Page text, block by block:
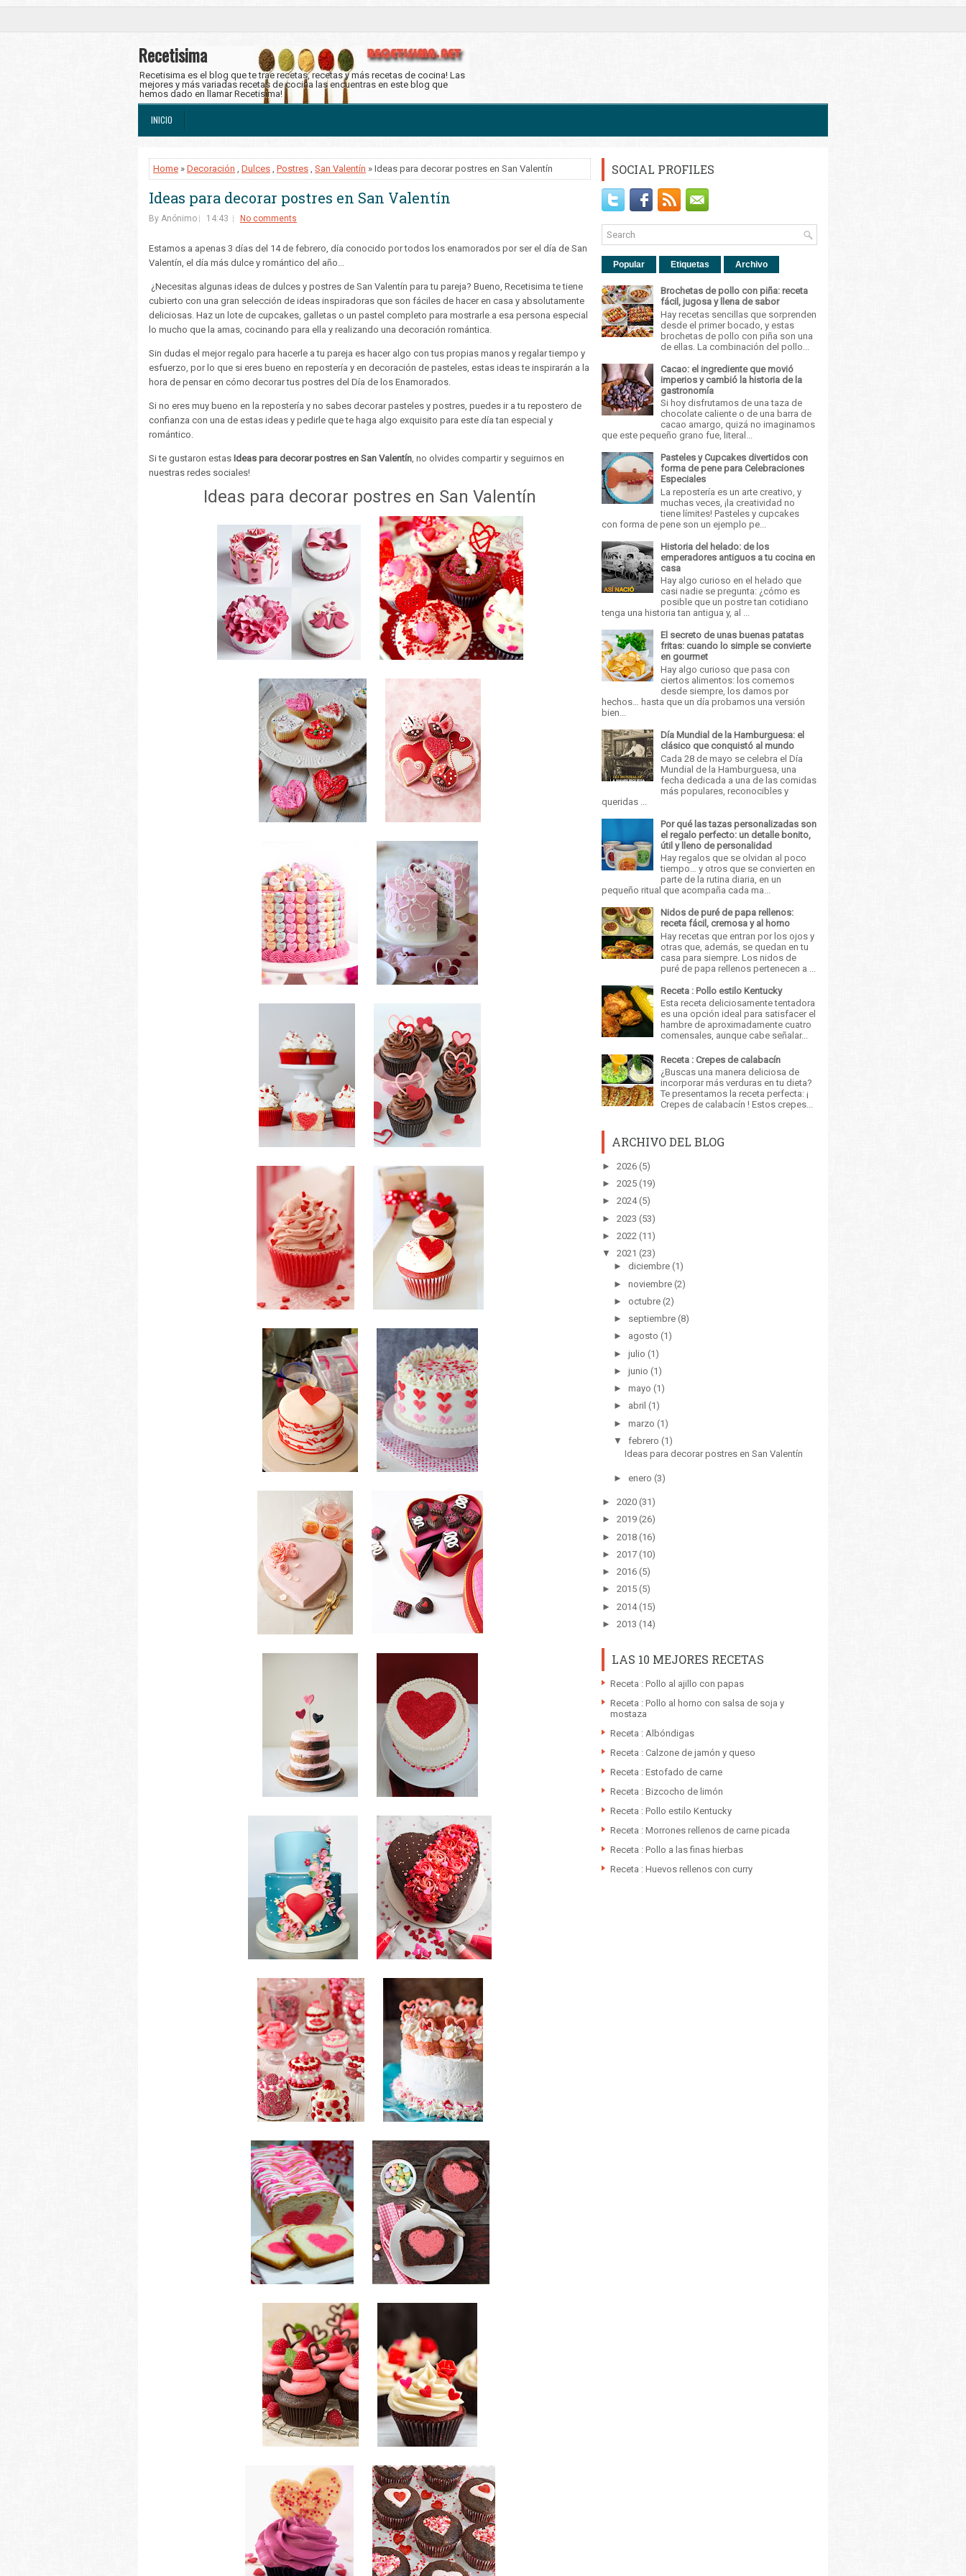
Recetisima
Recetisima es el blog que te trae recetas, recetas y más recetas de cocina! Las
mejores y más variadas recetas de cocina las encuentras en este blog que
hemos dado en llamar Recetisima!
INICIO
Home » Decoración , Dulces , Postres , San Valentín » Ideas para decorar postres en San Valentín
Ideas para decorar postres en San Valentín
By Anónimo 14:43 No comments
Estamos a apenas 3 días del 14 de febrero, día conocido por todos los enamorados por ser el día de San
Valentín, el día más dulce y romántico del año...
¿Necesitas algunas ideas de dulces y postres de San Valentín para tu pareja? Bueno, Recetisima te tiene
cubierto con una gran selección de ideas inspiradoras que son fáciles de hacer en casa y absolutamente
deliciosas. Haz un lote de cupcakes, galletas o un pastel completo para mostrarle a esa persona especial
lo mucho que la amas, cocinando para ella y realizando una decoración romántica.
Sin dudas el mejor regalo para hacerle a tu pareja es hacer algo con tus propias manos y regalar tiempo y
esfuerzo, por lo que si eres bueno en repostería y en decoración de pasteles, estas ideas te inspirarán a la
hora de pensar en cómo decorar tus postres del Día de los Enamorados.
Si no eres muy bueno en la repostería y no sabes decorar pasteles y postres, puedes ir a tu repostero de
confianza con una de estas ideas y pedirle que te haga algo exquisito para este día tan especial y
romántico.
Si te gustaron estas Ideas para decorar postres en San Valentín, no olvides compartir y seguirnos en
nuestras redes sociales!
Ideas para decorar postres en San Valentín
SOCIAL PROFILES
Popular Etiquetas Archivo
Brochetas de pollo con piña: receta
fácil, jugosa y llena de sabor
Hay recetas sencillas que sorprenden
desde el primer bocado, y estas
brochetas de pollo con piña son una
de ellas. La combinación del pollo...
Cacao: el ingrediente que movió
imperios y cambió la historia de la
gastronomía
Si hoy disfrutamos de una taza de
chocolate caliente o de una barra de
cacao amargo, quizá no imaginamos
que este pequeño grano fue, literal...
Pasteles y Cupcakes divertidos con
forma de pene para Celebraciones
Especiales
La repostería es un arte creativo, y
muchas veces, ¡la creatividad no
tiene límites! Pasteles y cupcakes
con forma de pene son un ejemplo pe...
Historia del helado: de los
emperadores antiguos a tu cocina en
casa
Hay algo curioso en el helado que
casi nadie se pregunta: ¿cómo es
posible que un postre tan cotidiano
tenga una historia tan antigua y, al ...
El secreto de unas buenas patatas
fritas: cuando lo simple se convierte
en gourmet
Hay algo curioso que pasa con
ciertos alimentos: los comemos
desde siempre, los damos por
hechos… hasta que un día probamos una versión
bien...
Día Mundial de la Hamburguesa: el
clásico que conquistó al mundo
Cada 28 de mayo se celebra el Día
Mundial de la Hamburguesa, una
fecha dedicada a una de las comidas
más populares, reconocibles y
queridas ...
Por qué las tazas personalizadas son
el regalo perfecto: un detalle bonito,
útil y lleno de personalidad
Hay regalos que se olvidan al poco
tiempo… y otros que se convierten en
parte de la rutina diaria, en un
pequeño ritual que acompaña cada ma...
Nidos de puré de papa rellenos:
receta fácil, cremosa y al horno
Hay recetas que entran por los ojos y
otras que, además, se quedan en tu
casa para siempre. Los nidos de
puré de papa rellenos pertenecen a ...
Receta : Pollo estilo Kentucky
Esta receta deliciosamente tentadora
es una opción ideal para satisfacer el
hambre de aproximadamente cuatro
comensales, aunque cabe señalar...
Receta : Crepes de calabacín
¿Buscas una manera deliciosa de
incorporar más verduras en tu dieta?
Te presentamos la receta perfecta: ¡
Crepes de calabacín ! Estos crepes...
ARCHIVO DEL BLOG
► 2026 (5)
► 2025 (19)
► 2024(5)
► 2023 (53)
► 2022 (11)
▼ 2021 (23)
► diciembre (1)
► noviembre (2)
► octubre (2)
► septiembre (8)
► agosto (1)
► julio (1)
► junio (1)
► mayo (1)
► abril (1)
► marzo (1)
▼ febrero (1)
Ideas para decorar postres en San Valentín
► enero (3)
► 2020 (31)
► 2019 (26)
► 2018 (16)
► 2017 (10)
► 2016 (5)
► 2015 (5)
► 2014(15)
► 2013 (14)
LAS 10 MEJORES RECETAS
Receta : Pollo al ajillo con papas
Receta : Pollo al horno con salsa de soja y
mostaza
Receta : Albóndigas
Receta : Calzone de jamón y queso
Receta : Estofado de carne
Receta : Bizcocho de limón
Receta : Pollo estilo Kentucky
Receta : Morrones rellenos de carne picada
Receta : Pollo a las finas hierbas
Receta : Huevos rellenos con curry